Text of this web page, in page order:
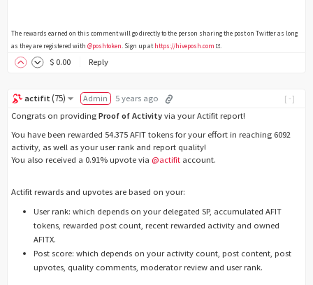
The rewards earned on this comment will go directly to the person sharing the post on Twitter as long
as they are registered with @poshtoken. Sign up athttps://hiveposh.com .
$ 0.00 Reply
[-]
actifit (75) Admin
5 years ago
Congrats on providing Proof of Activity via your Actifit report!
You have been rewarded 54.375 AFIT tokens for your effort in reaching 6092
activity, as well as your user rank and report quality!
You also received a 0.91% upvote via @actifit account.
Actifit rewards and upvotes are based on your:
User rank: which depends on your delegated SP, accumulated AFIT
tokens, rewarded post count, recent rewarded activity and owned
AFITX.
Post score: which depends on your activity count, post content, post
upvotes, quality comments, moderator review and user rank.